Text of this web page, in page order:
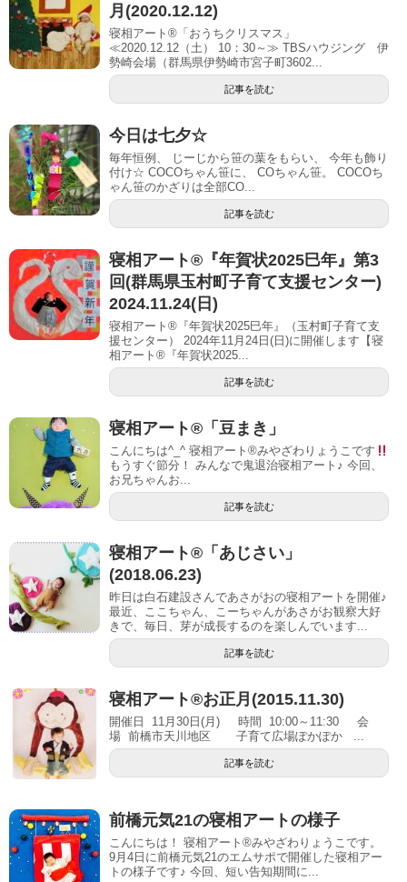
月(2020.12.12)
寝相アート®「おうちクリスマス」
≪2020.12.12（土） 10：30～≫ TBSハウジング 伊
勢崎会場（群馬県伊勢崎市宮子町3602...
記事を読む
今日は七夕☆
毎年恒例、 じーじから笹の葉をもらい、 今年も飾り
付け☆ COCOちゃん笹に、 COちゃん笹。 COCOち
ゃん笹のかざりは全部CO...
記事を読む
寝相アート®︎『年賀状2025巳年』第3
回(群馬県玉村町子育て支援センター)
2024.11.24(日)
寝相アート®『年賀状2025巳年』（玉村町子育て支
援センター） 2024年11月24日(日)に開催します【寝
相アート®︎『年賀状2025...
記事を読む
寝相アート®︎「豆まき」
こんにちは^_^ 寝相アート®︎みやざわりょうこです
もうすぐ節分！ みんなで鬼退治寝相アート♪ 今回、
お兄ちゃんお...
記事を読む
寝相アート®︎「あじさい」
(2018.06.23)
昨日は白石建設さんであさがおの寝相アートを開催♪
最近、ここちゃん、こーちゃんがあさがお観察大好
きで、毎日、芽が成長するのを楽しんでいます...
記事を読む
寝相アート®お正月(2015.11.30)
開催日 11月30日(月) 時間 10:00～11:30 会
場 前橋市天川地区 子育て広場ぽかぽか ...
記事を読む
前橋元気21の寝相アートの様子
こんにちは！ 寝相アート®︎みやざわりょうこです。
9月4日に前橋元気21のエムサポで開催した寝相アー
トの様子です♪ 今回、短い告知期間に...